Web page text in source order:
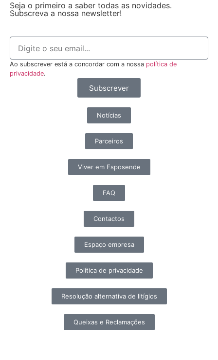
Seja o primeiro a saber todas as novidades.
Subscreva a nossa newsletter!
Ao subscrever está a concordar com a nossa política de
privacidade.
Subscrever
Notícias
Parceiros
Viver em Esposende
FAQ
Contactos
Espaço empresa
Política de privacidade
Resolução alternativa de litígios
Queixas e Reclamações